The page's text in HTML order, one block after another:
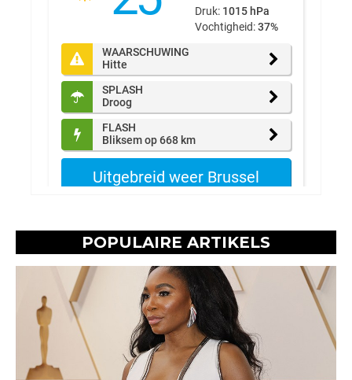
POPULAIRE ARTIKELS